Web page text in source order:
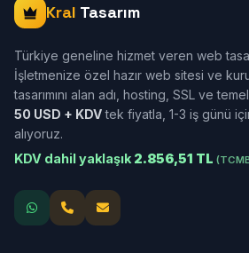
Kral Tasarım
Türkiye geneline hizmet veren web
İşletmenize özel hazır web sitesi ve
tasarımını alan adı, hosting, SSL ve
50 USD + KDVtek fiyatla, 1-3 iş günü
alıyoruz.
KDV dahil yaklaşık 2.856,51 TL